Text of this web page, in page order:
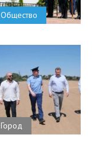
Общество
Город